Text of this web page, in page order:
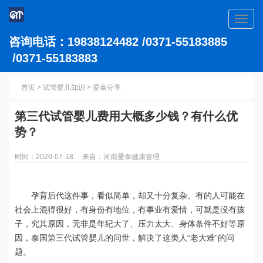
咨询电话：19838124482 /0371-55183885
/0371-55183883
首页 > 试管婴儿知识 > 爱泰分享
第三代试管婴儿费用大概多少钱？有什么优
势？
时间：2020-07-18 来自：河南爱泰健康管理
孕育后代这件事，看似简单，却又十分复杂。有的人可能在
社会上混得很好，有身份有地位，有事业有爱情，可就是没有孩
子，究其原因，无非是年纪大了、压力太大、身体条件不好等原
因，泰国第三代试管婴儿的问世，解决了这类人“老大难”的问
题。